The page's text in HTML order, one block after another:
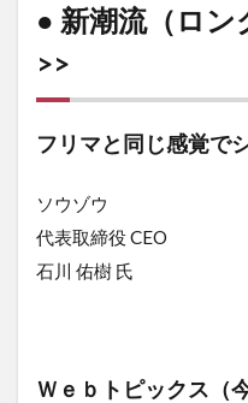
● 新潮流（ロン
>>
フリマと同じ感覚で
ソウゾウ
代表取締役 CEO
石川 佑樹 氏
Ｗｅｂトピックス（